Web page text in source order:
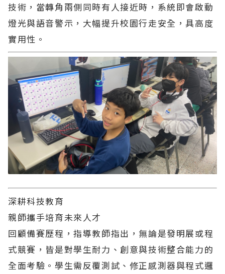
技術，當轉角兩側同時有人接近時，系統即會啟動
燈光與語音警示，大幅提升校園行走安全，具高度
實用性。
深耕科技教育
親師攜手培育未來人才
回顧備賽歷程，指導教師指出，無論是發明展或程
式競賽，皆是對學生耐力、創意與技術整合能力的
全面考驗。學生需反覆測試、修正感測器與程式邏